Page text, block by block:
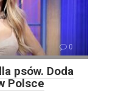
0
psów. Doda
Polsce